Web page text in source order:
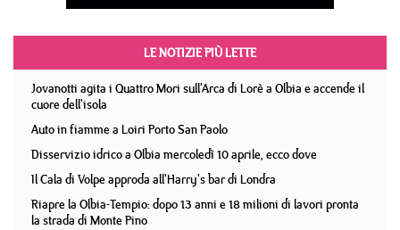
LE NOTIZIE PIÙ LETTE
Jovanotti agita i Quattro Mori sull'Arca di Lorè a Olbia e accende il
cuore dell'isola
Auto in fiamme a Loiri Porto San Paolo
Disservizio idrico a Olbia mercoledì 10 aprile, ecco dove
Il Cala di Volpe approda all'Harry's bar di Londra
Riapre la Olbia-Tempio: dopo 13 anni e 18 milioni di lavori pronta
la strada di Monte Pino